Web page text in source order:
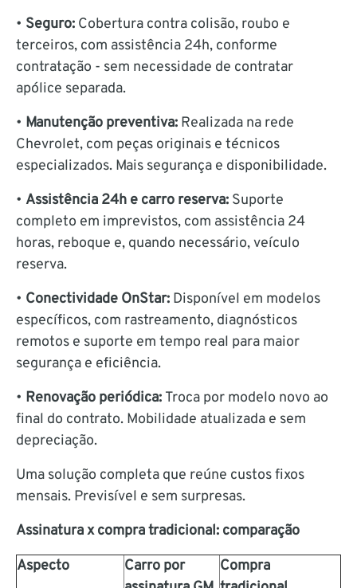
• Seguro: Cobertura contra colisão, roubo e
terceiros, com assistência 24h, conforme
contratação - sem necessidade de contratar
apólice separada.
• Manutenção preventiva: Realizada na rede
Chevrolet, com peças originais e técnicos
especializados. Mais segurança e disponibilidade.
• Assistência 24h e carro reserva: Suporte
completo em imprevistos, com assistência 24
horas, reboque e, quando necessário, veículo
reserva.
• Conectividade OnStar: Disponível em modelos
específicos, com rastreamento, diagnósticos
remotos e suporte em tempo real para maior
segurança e eficiência.
• Renovação periódica: Troca por modelo novo ao
final do contrato. Mobilidade atualizada e sem
depreciação.
Uma solução completa que reúne custos fixos
mensais. Previsível e sem surpresas.
Assinatura x compra tradicional: comparação
Aspecto
Carro por
Compra